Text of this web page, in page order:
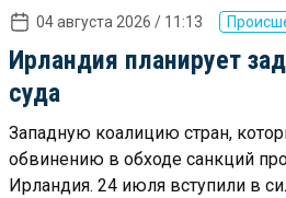
04 августа 2026 / 11:13
Ирландия планирует
суда
Западную коалицию стран,
обвинению в обходе санкций
Ирландия. 24 июля вступили в